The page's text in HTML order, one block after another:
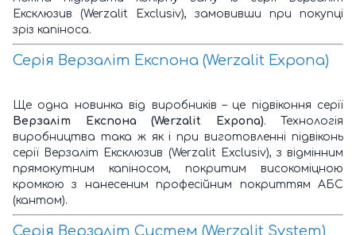
Ексклюзив (Werzalit Exclusiv), замовивши при покупці
зріз капіноса.
Серія Верзаліт Експона (Werzalit Expona)
Ще одна новинка від виробників – це підвіконня серії
Верзаліт Експона (Werzalit Expona). Технологія
виробництва така ж як і при виготовленні підвіконь
серії Верзаліт Ексклюзив (Werzalit Exclusiv), з відмінним
прямокутним капіносом, покритим високоміцною
кромкою з нанесеним професійним покриттям АБС
(кантом).
Серія Верзаліт Систем (Werzalit System)